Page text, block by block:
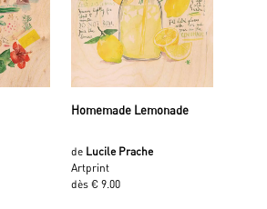
Homemade Lemonade
de Lucile Prache
Artprint
dès € 9.00